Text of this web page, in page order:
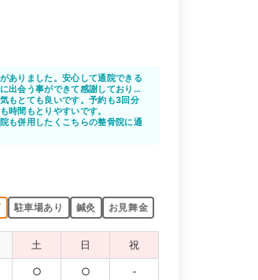
ありました。安心して通院できる
出会う事ができて感謝しておりま
もとても良いです。予約も3回分
時間もとりやすいです。
も併用したくこちらの整骨院に通
駐車場あり 鍼灸 お見舞金
土 日 祝
○ ○ -